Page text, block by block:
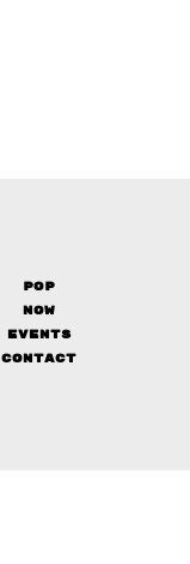
Pop
Now
Events
Contact